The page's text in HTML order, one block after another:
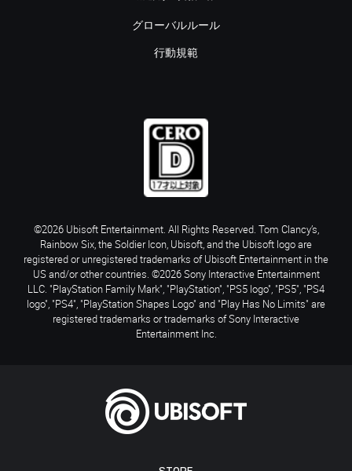
グローバルルール
行動規範
©2026 Ubisoft Entertainment. All Rights Reserved. Tom Clancy’s,
Rainbow Six, the Soldier Icon, Ubisoft, and the Ubisoft logo are
registered or unregistered trademarks of Ubisoft Entertainment in the
US and/or other countries. ©2026 Sony Interactive Entertainment
LLC. "PlayStation Family Mark", "PlayStation", "PS5 logo", "PS5", "PS4
logo", "PS4", "PlayStation Shapes Logo" and "Play Has No Limits" are
registered trademarks or trademarks of Sony Interactive
Entertainment Inc.